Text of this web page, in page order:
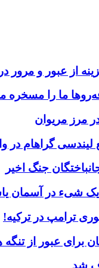
از عبور و
ما را مسخره
مرز مریوان
لیندسی گراهام در
جنگ اخیر
شیء در آسمان
ترامپ در ترکیه!
برای عبور از تنگه
شد